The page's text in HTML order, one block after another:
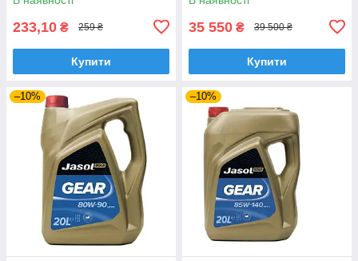
233,10 ₴ 259 ₴
Купити
35 550 ₴ 39 500 ₴
Купити
–10% –10%